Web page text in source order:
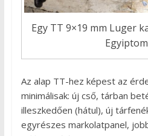
Egy TT 9×19 mm Luger
Az alap TT-hez képest az
minimálisak: új cső, tárban
illeszkedően (hátul), új
egyrészes markolatpanel,